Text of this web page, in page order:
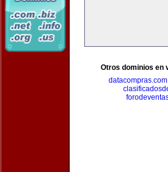
Otros dominios en
datacompras.com